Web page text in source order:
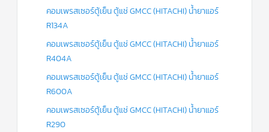
คอมเพรสเซอร์ตู้เย็น ตู้แช่ GMCC (HITACHI) น้ำยาแอร์
R134A
คอมเพรสเซอร์ตู้เย็น ตู้แช่ GMCC (HITACHI) น้ำยาแอร์
R404A
คอมเพรสเซอร์ตู้เย็น ตู้แช่ GMCC (HITACHI) น้ำยาแอร์
R600A
คอมเพรสเซอร์ตู้เย็น ตู้แช่ GMCC (HITACHI) น้ำยาแอร์
R290